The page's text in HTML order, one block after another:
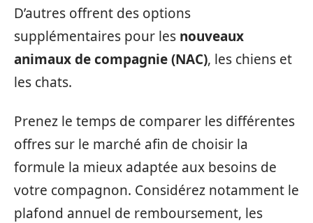
D’autres offrent des options
supplémentaires pour les nouveaux
animaux de compagnie (NAC), les chiens et
les chats.
Prenez le temps de comparer les différentes
offres sur le marché afin de choisir la
formule la mieux adaptée aux besoins de
votre compagnon. Considérez notamment le
plafond annuel de remboursement, les